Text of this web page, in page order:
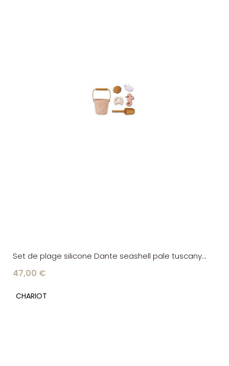
Set de plage silicone Dante seashell pale tuscany
47,00 €
CHARIOT